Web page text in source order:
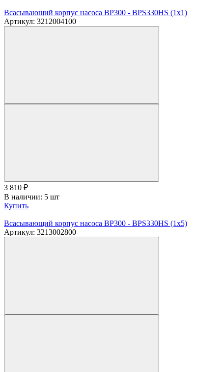
Всасывающий корпус насоса BP300 - BPS330HS (1х1)
Артикул: 3212004100
3 810 ₽
В наличии: 5 шт
Купить
Всасывающий корпус насоса BP300 - BPS330HS (1х5)
Артикул: 3213002800